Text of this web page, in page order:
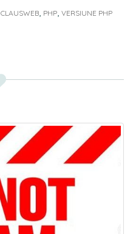
CLAUSWEB, PHP, VERSIUNE PHP